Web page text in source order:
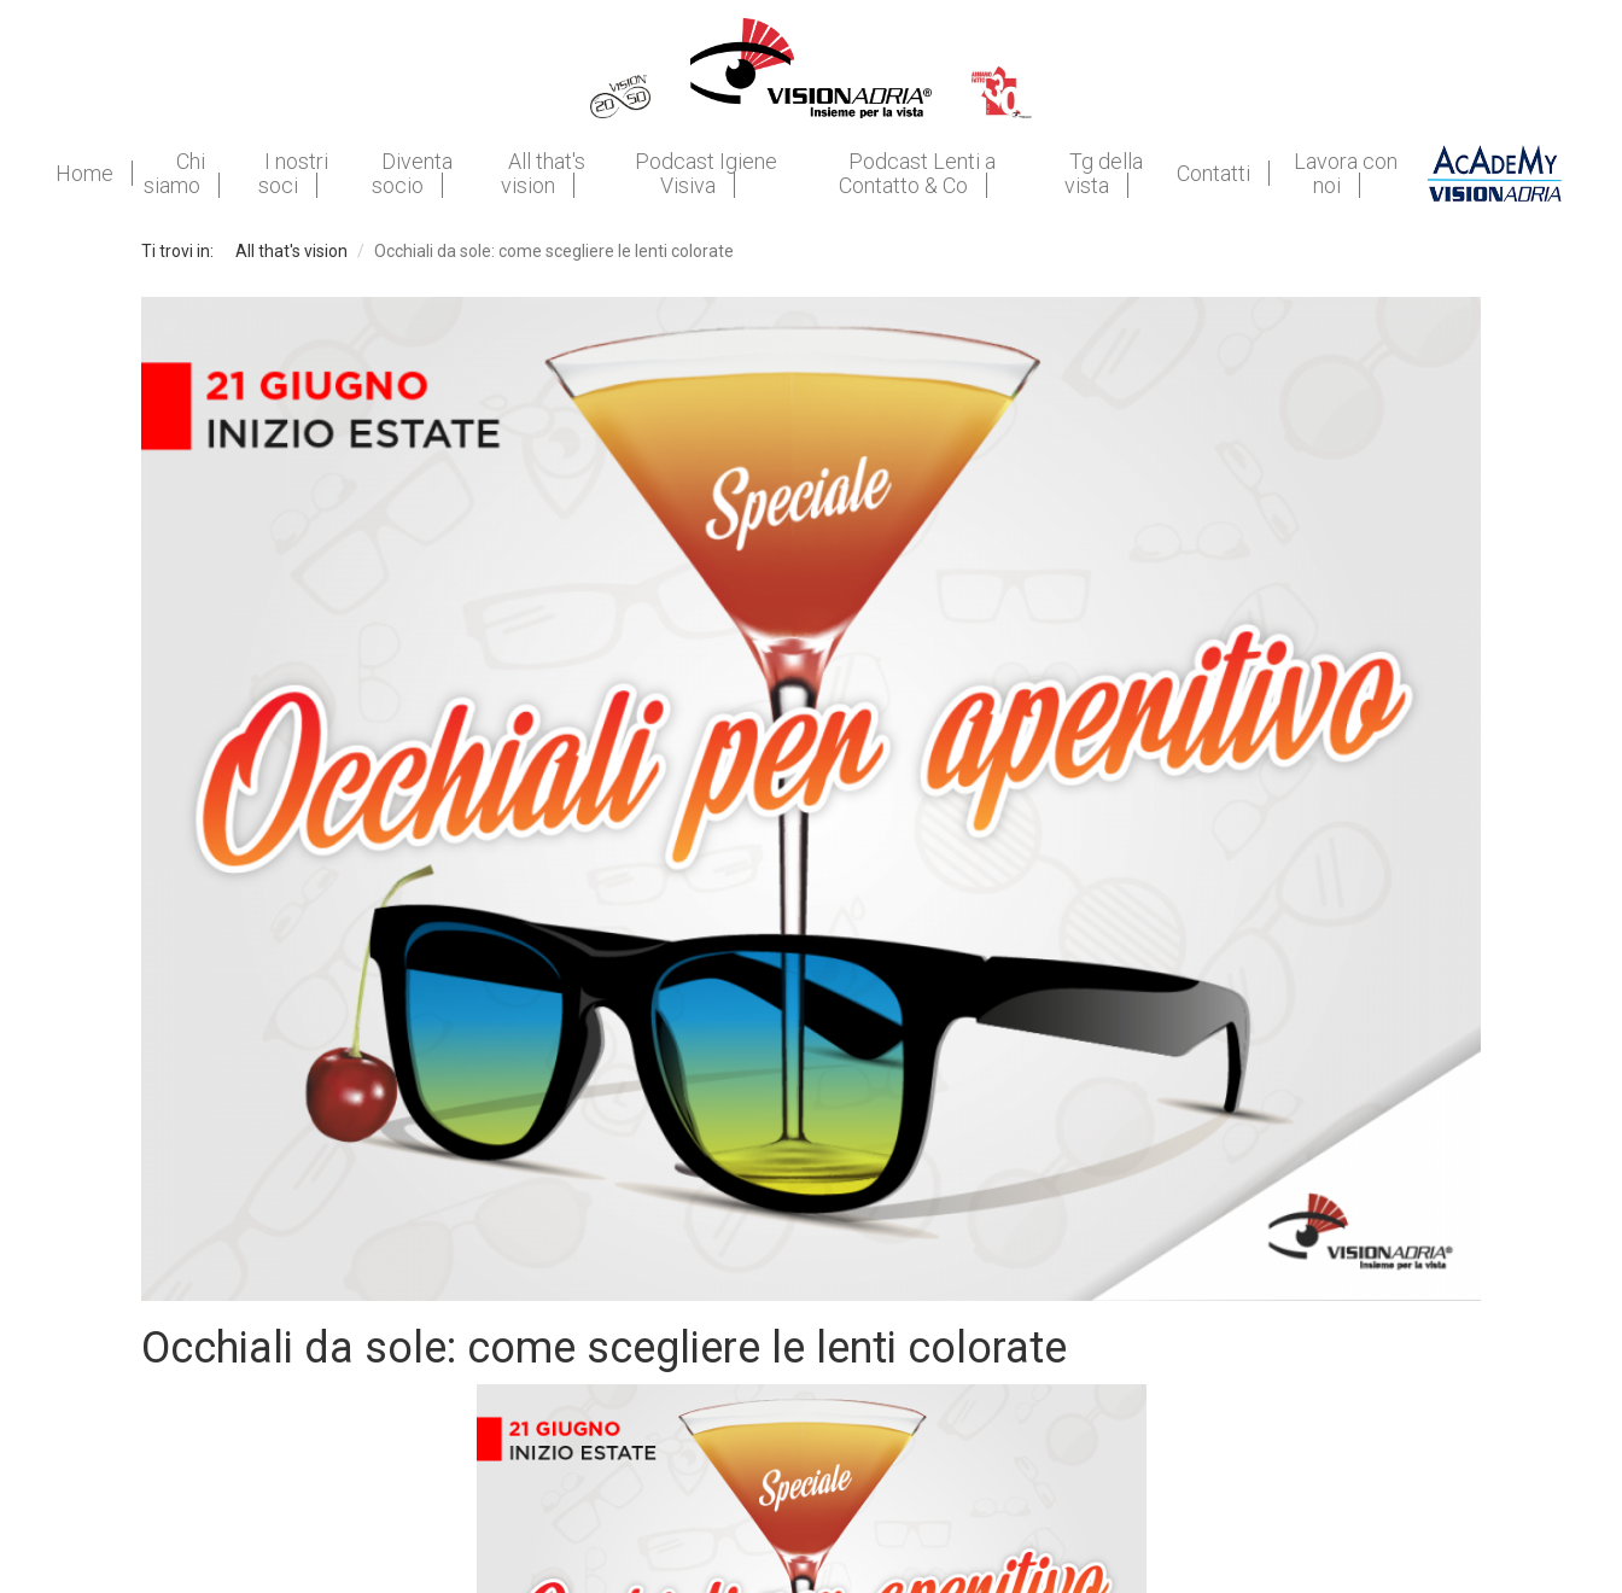
Home
Chi
siamo
I nostri
soci
Diventa
socio
All that's
vision
Podcast Igiene
Visiva
Podcast Lenti a
Contatto & Co
Tg della
vista
Contatti
Lavora con
noi
Ti trovi in: All that's vision Occhiali da sole: come scegliere le lenti colorate
Occhiali da sole: come scegliere le lenti colorate